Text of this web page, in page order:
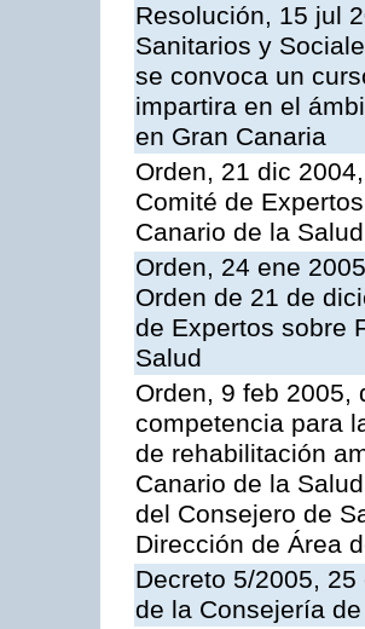
Resolución, 15 jul
Sanitarios y
se convoca un
impartira en el
en Gran Canaria
Orden, 21 dic
Comité de
Canario de la Salud
Orden, 24 ene
Orden de 21 de
de Expertos sobre
Salud
Orden, 9 feb 2005,
competencia para
de rehabilitación
Canario de la
del Consejero de
Dirección de Área
Decreto 5/2005,
de la Consejería